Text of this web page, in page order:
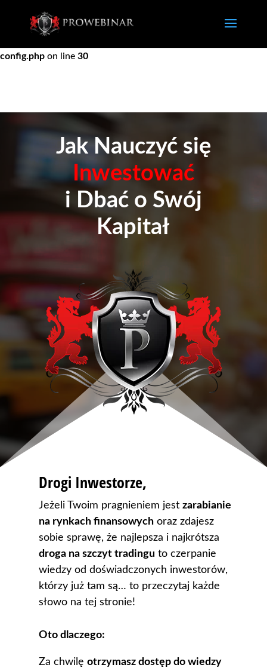
Warning: Constant DISALLOW_FILE_EDIT already defined in
config.php on line 30
Jak Nauczyć się
Inwestować
i Dbać o Swój
Kapitał
Drogi Inwestorze,
Jeżeli Twoim pragnieniem jest zarabianie
na rynkach finansowychoraz zdajesz
sobie sprawę, że najlepsza i najkrótsza
droga na szczyt tradingu to czerpanie
wiedzy od doświadczonych inwestorów,
którzy już tam są… to przeczytaj każde
słowo na tej stronie!
Oto dlaczego:
Za chwilę otrzymasz dostęp do wiedzy